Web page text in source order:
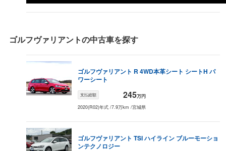
ゴルフヴァリアントの中古車を探す
ゴルフヴァリアント R 4WD本革シート シートH パ
ワーシート
支払総額 245万円
2020(R02)年式 /7.9万km /宮城県
ゴルフヴァリアント TSI ハイライン ブルーモーショ
ンテクノロジー